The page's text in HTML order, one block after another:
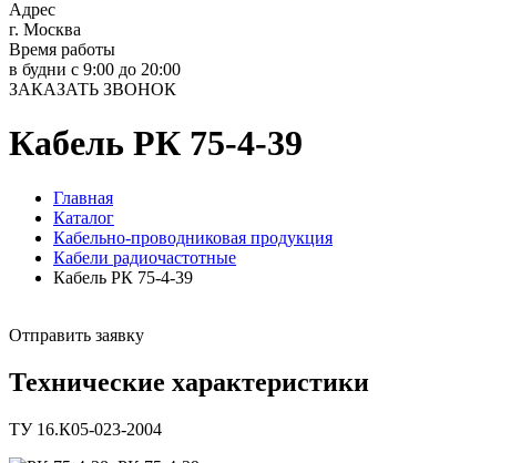
Адрес
г. Москва
Время работы
в будни с 9:00 до 20:00
ЗАКАЗАТЬ ЗВОНОК
Кабель РК 75-4-39
Главная
Каталог
Кабельно-проводниковая продукция
Кабели радиочастотные
Кабель РК 75-4-39
Отправить заявку
Технические характеристики
ТУ 16.К05-023-2004